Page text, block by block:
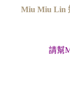
Miu Miu Lin
請幫